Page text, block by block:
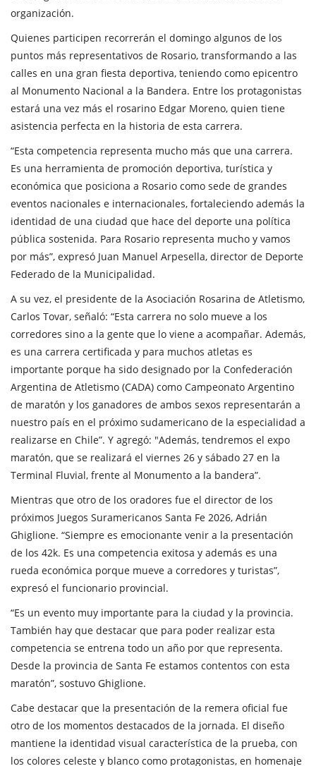
organización.
Quienes participen recorrerán el domingo algunos de los
puntos más representativos de Rosario, transformando a las
calles en una gran fiesta deportiva, teniendo como epicentro
al Monumento Nacional a la Bandera. Entre los protagonistas
estará una vez más el rosarino Edgar Moreno, quien tiene
asistencia perfecta en la historia de esta carrera.
“Esta competencia representa mucho más que una carrera.
Es una herramienta de promoción deportiva, turística y
económica que posiciona a Rosario como sede de grandes
eventos nacionales e internacionales, fortaleciendo además la
identidad de una ciudad que hace del deporte una política
pública sostenida. Para Rosario representa mucho y vamos
por más”, expresó Juan Manuel Arpesella, director de Deporte
Federado de la Municipalidad.
A su vez, el presidente de la Asociación Rosarina de Atletismo,
Carlos Tovar, señaló: “Esta carrera no solo mueve a los
corredores sino a la gente que lo viene a acompañar. Además,
es una carrera certificada y para muchos atletas es
importante porque ha sido designado por la Confederación
Argentina de Atletismo (CADA) como Campeonato Argentino
de maratón y los ganadores de ambos sexos representarán a
nuestro país en el próximo sudamericano de la especialidad a
realizarse en Chile”. Y agregó: "Además, tendremos el expo
maratón, que se realizará el viernes 26 y sábado 27 en la
Terminal Fluvial, frente al Monumento a la bandera”.
Mientras que otro de los oradores fue el director de los
próximos Juegos Suramericanos Santa Fe 2026, Adrián
Ghiglione. “Siempre es emocionante venir a la presentación
de los 42k. Es una competencia exitosa y además es una
rueda económica porque mueve a corredores y turistas”,
expresó el funcionario provincial.
“Es un evento muy importante para la ciudad y la provincia.
También hay que destacar que para poder realizar esta
competencia se entrena todo un año por que representa.
Desde la provincia de Santa Fe estamos contentos con esta
maratón”, sostuvo Ghiglione.
Cabe destacar que la presentación de la remera oficial fue
otro de los momentos destacados de la jornada. El diseño
mantiene la identidad visual característica de la prueba, con
los colores celeste y blanco como protagonistas, en homenaje